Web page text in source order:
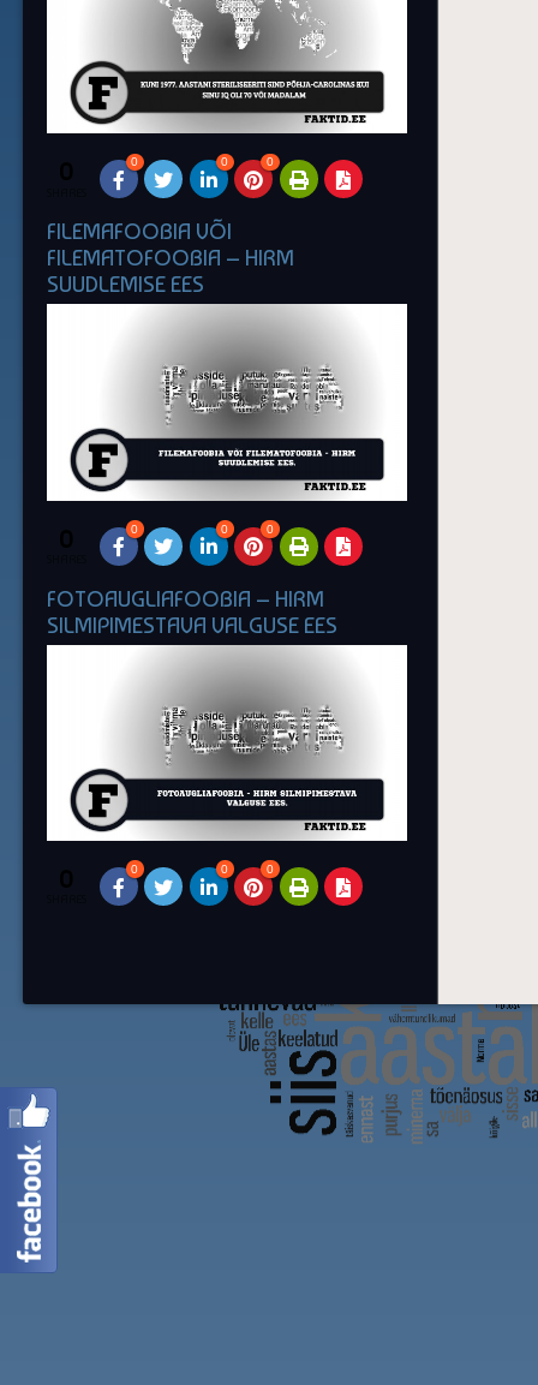
0 0 0 0
FILEMAFOOBIA VÕI
FILEMATOFOOBIA – HIRM
SUUDLEMISE EES
0 0 0 0
FOTOAUGLIAFOOBIA – HIRM
SILMIPIMESTAVA VALGUSE EES
0 0 0 0